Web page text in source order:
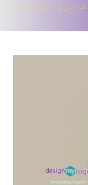
طراحی و چاپ تراکت